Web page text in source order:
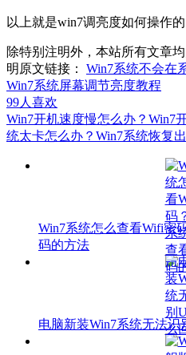
以上就是win7调亮度如何操作
除特别注明外，本站所有文章
明原文链接： Win7系统不会在
Win7系统屏幕调节亮度教程
99人喜欢
Win7开机速度慢怎么办？Win7
统太卡怎么办？Win7系统恢复
Win7系统怎么查看Wifi密
码的方法
电脑新装Win7系统无法识